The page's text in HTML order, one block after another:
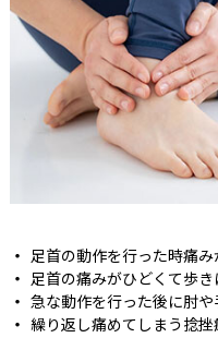
足首の動作を行った時痛み
足首の痛みがひどくて歩き
急な動作を行った後に肘
繰り返し痛めてしまう捻挫